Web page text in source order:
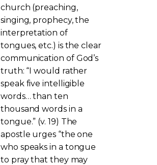
church (preaching,
singing, prophecy, the
interpretation of
tongues, etc.) is the clear
communication of God’s
truth: “I would rather
speak five intelligible
words… than ten
thousand words in a
tongue.” (v. 19) The
apostle urges “the one
who speaks in a tongue
to pray that they may